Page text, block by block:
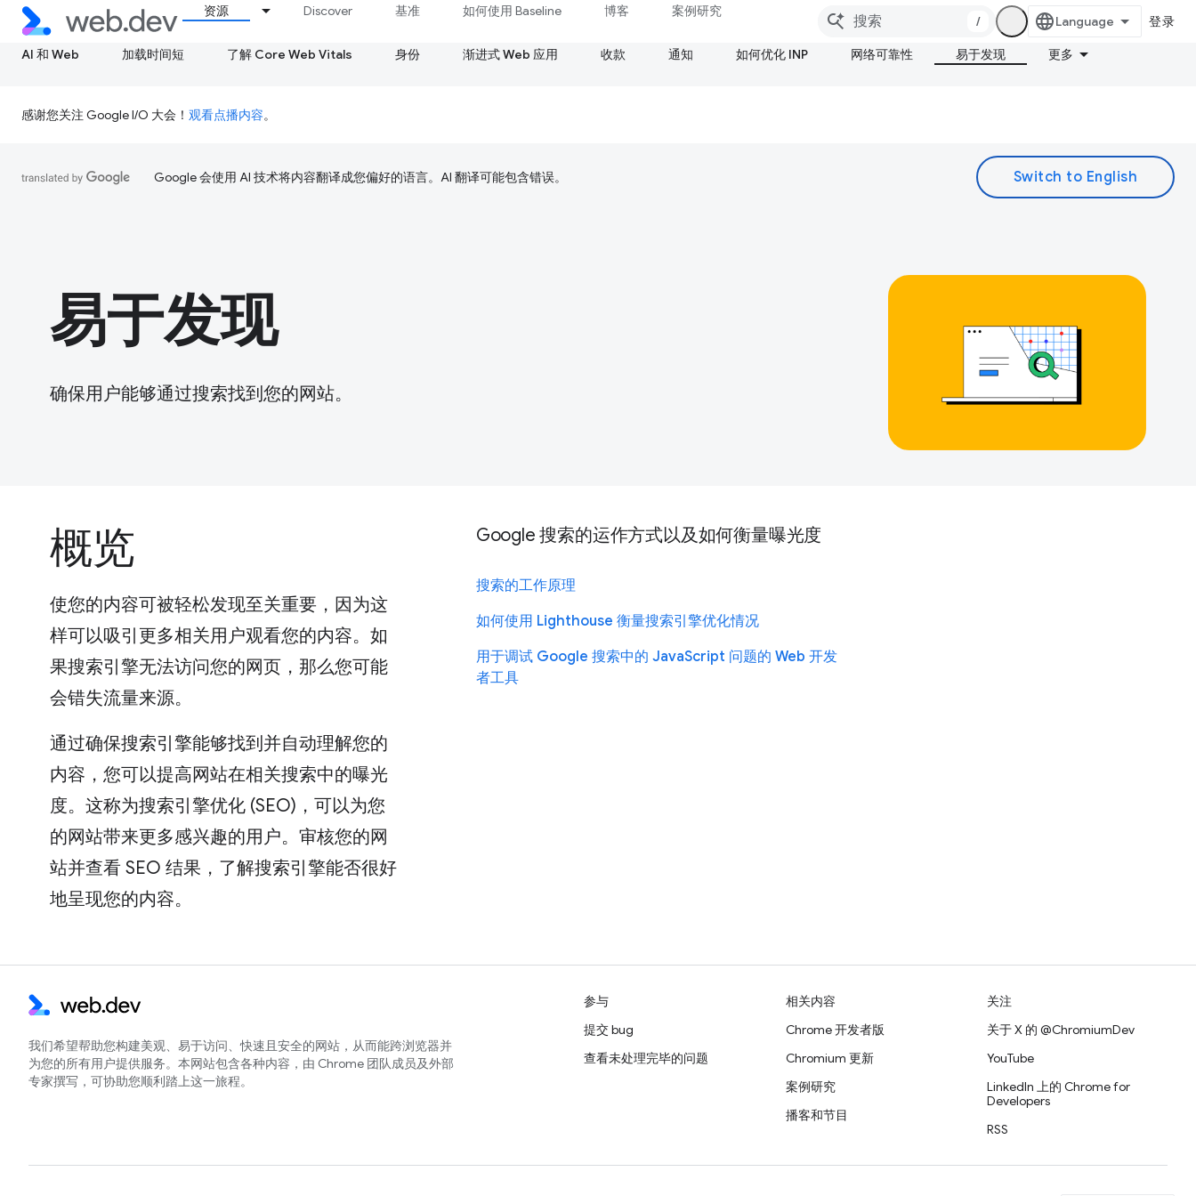
资源 Discover 基准 如何使用 Baseline 博客 案例研究
/ 登录
AI 和 Web 加载时间短 了解 Core Web Vitals 身份 渐进式 Web 应用 收款 通知 如何优化 INP 网络可靠性 易于发现 更多
感谢您关注 Google I/O 大会！ 观看点播内容。
Google 会使用 AI 技术将内容翻译成您偏好的语言。AI 翻译可能包含错误。
易于发现
确保用户能够通过搜索找到您的网站。
概览
使您的内容可被轻松发现至关重要，因为这
样可以吸引更多相关用户观看您的内容。如
果搜索引擎无法访问您的网页，那么您可能
会错失流量来源。
通过确保搜索引擎能够找到并自动理解您的
内容，您可以提高网站在相关搜索中的曝光
度。这称为搜索引擎优化 (SEO)，可以为您
的网站带来更多感兴趣的用户。审核您的网
站并查看 SEO 结果，了解搜索引擎能否很好
地呈现您的内容。
Google 搜索的运作方式以及如何衡量曝光度
搜索的工作原理
如何使用 Lighthouse 衡量搜索引擎优化情况
用于调试 Google 搜索中的 JavaScript 问题的 Web 开发
者工具
我们希望帮助您构建美观、易于访问、快速且安全的网站，从而能跨浏览器并
为您的所有用户提供服务。本网站包含各种内容，由 Chrome 团队成员及外部
专家撰写，可协助您顺利踏上这一旅程。
参与
提交 bug
查看未处理完毕的问题
相关内容
Chrome 开发者版
Chromium 更新
案例研究
播客和节目
关注
关于 X 的 @ChromiumDev
YouTube
LinkedIn 上的 Chrome for
Developers
RSS